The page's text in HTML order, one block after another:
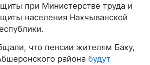
при Министерстве труда и
населения Нахчыванской
что пенсии жителям Баку,
района будут